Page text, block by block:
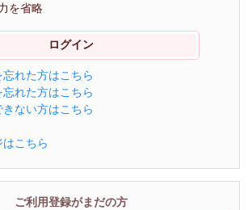
を省略
れた方はこちら
れた方はこちら
きない方はこちら
こちら
ご利用登録がまだの方